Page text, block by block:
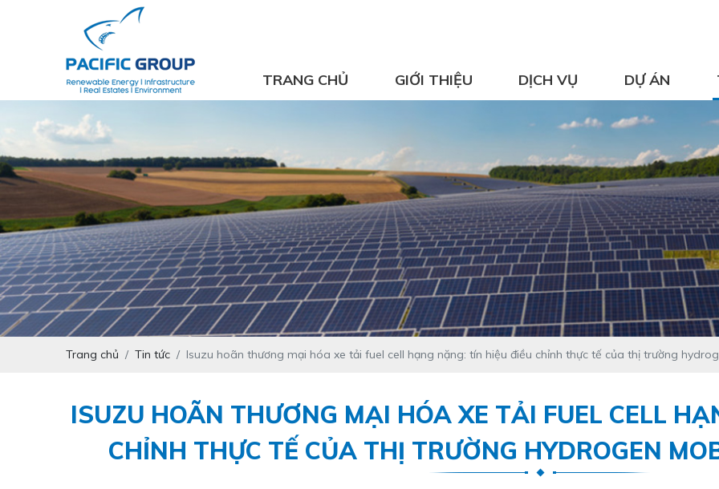
TRANG CHỦ GIỚI THIỆU DỊCH VỤ DỰ ÁN
Trang chủ Tin tức Isuzu hoãn thương mại hóa xe tải fuel cell hạng nặng: tín hiệu điều chỉnh thực tế của thị trường
ISUZU HOÃN THƯƠNG MẠI HÓA XE TẢI FUEL CELL
CHỈNH THỰC TẾ CỦA THỊ TRƯỜNG HYDROGEN